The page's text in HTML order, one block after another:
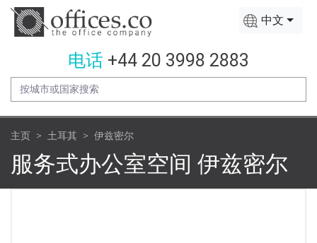
中文
电话 +44 20 3998 2883
主页 土耳其 伊兹密尔
服务式办公室空间 伊兹密尔